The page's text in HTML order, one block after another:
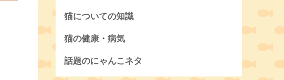
猫についての知識
猫の健康・病気
話題のにゃんこネタ